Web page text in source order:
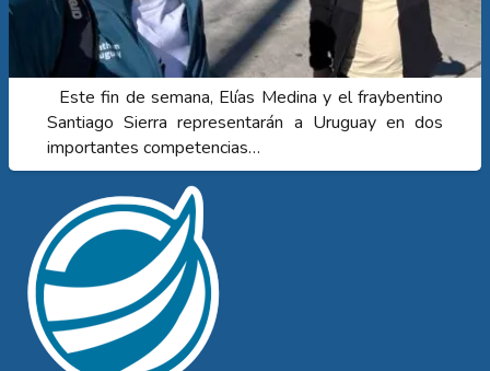
Este fin de semana, Elías Medina y el fraybentino
Santiago Sierra representarán a Uruguay en dos
importantes competencias…